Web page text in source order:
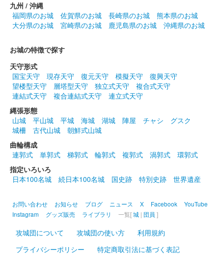
九州 / 沖縄
福岡県のお城
佐賀県のお城 長崎県のお城
熊本県のお城
大分県のお城
宮崎県のお城 鹿児島県のお城 沖縄県のお城
お城の特徴で探す
天守形式
国宝天守
現存天守 復元天守 模擬天守
復興天守
望楼型天守
層塔型天守 独立式天守
複合式天守
連結式天守
複合連結式天守
連立式天守
縄張形態
山城
平山城 平城 海城 湖城 陣屋 チャシ
グスク
城柵
古代山城
朝鮮式山城
曲輪構成
連郭式
単郭式 梯郭式 輪郭式 複郭式 渦郭式
環郭式
指定いろいろ
日本100名城
続日本100名城 国史跡 特別史跡 世界遺産
お問い合わせ お知らせ ブログ ニュース X Facebook
YouTube
Instagram
グッズ販売 ライブラリ 一覧[城 | 団員 ]
攻城団について 攻城団の使い方
利用規約
プライバシーポリシー
特定商取引法に基づく表記